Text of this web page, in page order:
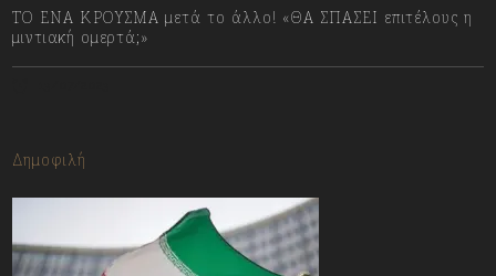
ΤΟ ΕΝΑ ΚΡΟΥΣΜΑ μετά το άλλο! «ΘΑ ΣΠΑΣΕΙ επιτέλους η
μιντιακή ομερτά;»
Δημοφιλή